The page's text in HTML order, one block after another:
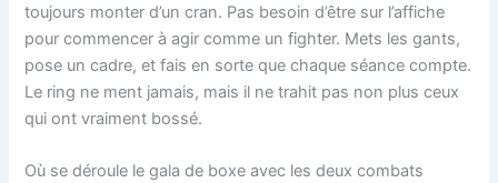
toujours monter d’un cran. Pas besoin d’être sur l’affiche
pour commencer à agir comme un fighter. Mets les gants,
pose un cadre, et fais en sorte que chaque séance compte.
Le ring ne ment jamais, mais il ne trahit pas non plus ceux
qui ont vraiment bossé.
Où se déroule le gala de boxe avec les deux combats